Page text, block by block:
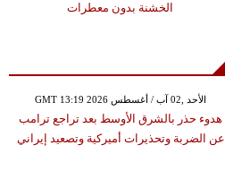
الخشنة بدون معطرات
GMT 13:19 2026 الأحد ,02 آب / أغسطس
هدوء حذر بالشرق الأوسط بعد تراجع ترامب
عن الضربة وتحذيرات أميركية وتصعيد إيراني